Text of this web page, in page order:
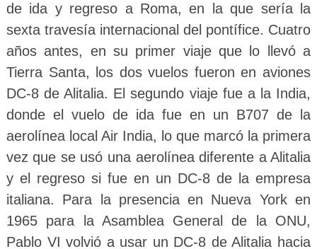
de ida y regreso a Roma, en la que sería la
sexta travesía internacional del pontífice. Cuatro
años antes, en su primer viaje que lo llevó a
Tierra Santa, los dos vuelos fueron en aviones
DC-8 de Alitalia. El segundo viaje fue a la India,
donde el vuelo de ida fue en un B707 de la
aerolínea local Air India, lo que marcó la primera
vez que se usó una aerolínea diferente a Alitalia
y el regreso si fue en un DC-8 de la empresa
italiana. Para la presencia en Nueva York en
1965 para la Asamblea General de la ONU,
Pablo VI volvió a usar un DC-8 de Alitalia hacia